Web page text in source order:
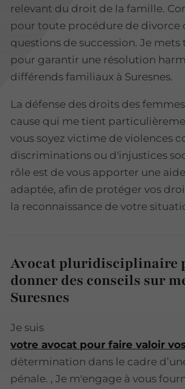
relevant du droit de la famille.
pour toute procédure de divorce
questions de succession. Je
pour garantir une résolution
différends familiaux à Suresnes.
La défense des droits des
cause qui me tient
vous soyez victime de violences
discriminations ou d'injustices
rôle est de vous apporter une
adaptée, afin de protéger vos
la reconnaissance de votre
Avocat pluridisciplinaire
donner des conseils sur
Suresnes
Je suis
votre avocat pour faire valoir
détermination dans le cadre
pénale. , Je m'engage à vous